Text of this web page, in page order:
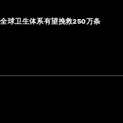
球卫生体系有望挽救250万条